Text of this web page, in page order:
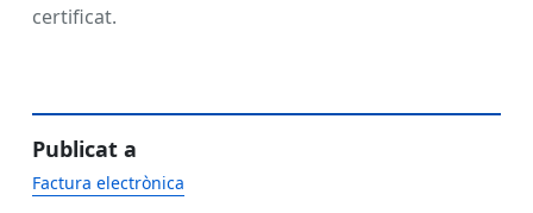
certificat.
Publicat a
Factura electrònica